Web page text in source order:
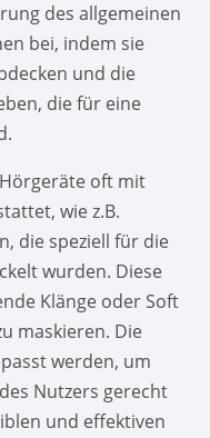
des allgemeinen
bei, indem sie
und die
die für eine
oft mit
wie z.B.
die speziell für die
wurden. Diese
Klänge oder Soft
maskieren. Die
werden, um
Nutzers gerecht
und effektiven